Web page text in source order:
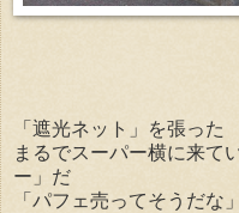
「遮光ネット」を張った
まるでスーパー横に来て
ー」だ
「パフェ売ってそうだな